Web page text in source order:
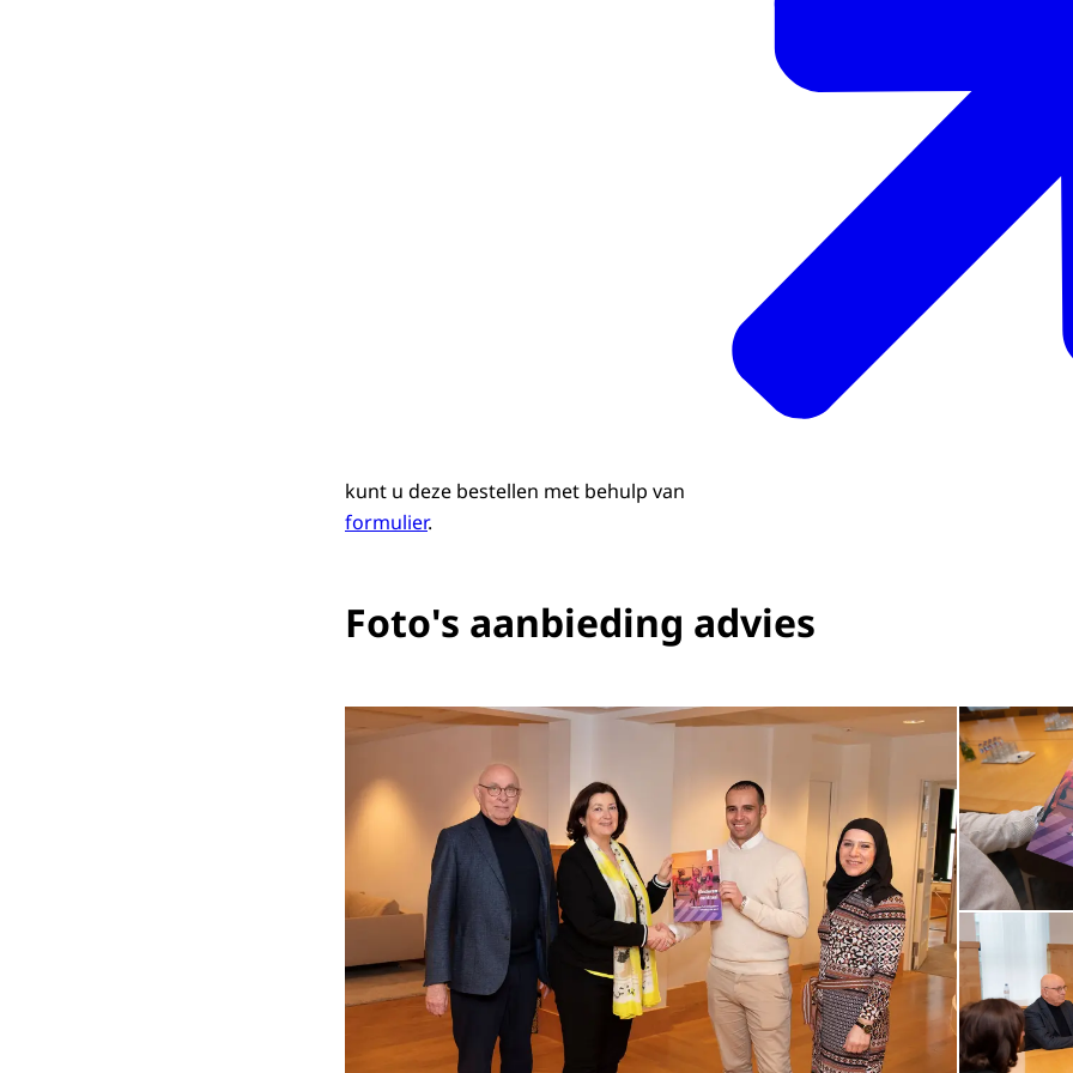
kunt u deze bestellen met behulp van
formulier.
Foto's aanbieding advies
Open de galerij